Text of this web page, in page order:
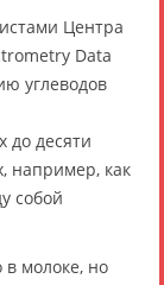
Центра
Data
углеводов
до десяти
например, как
собой
в молоке, но